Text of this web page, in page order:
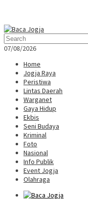
Mobile
Menu
07/08/2026
Home
Jogja Raya
Peristiwa
Lintas Daerah
Warganet
Gaya Hidup
Ekbis
Seni Budaya
Kriminal
Foto
Nasional
Info Publik
Event Jogja
Olahraga